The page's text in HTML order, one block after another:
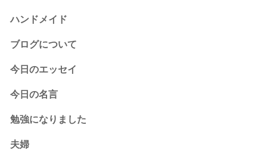
ハンドメイド
ブログについて
今日のエッセイ
今日の名言
勉強になりました
夫婦